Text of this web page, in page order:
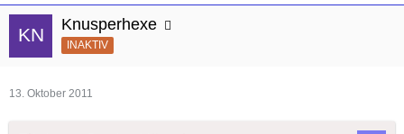
Knusperhexe
INAKTIV
13. Oktober 2011